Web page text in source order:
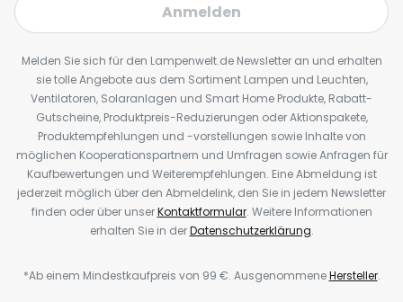
Anmelden
Melden Sie sich für den Lampenwelt.de Newsletter an und erhalten
sie tolle Angebote aus dem Sortiment Lampen und Leuchten,
Ventilatoren, Solaranlagen und Smart Home Produkte, Rabatt-
Gutscheine, Produktpreis-Reduzierungen oder Aktionspakete,
Produktempfehlungen und -vorstellungen sowie Inhalte von
möglichen Kooperationspartnern und Umfragen sowie Anfragen für
Kaufbewertungen und Weiterempfehlungen. Eine Abmeldung ist
jederzeit möglich über den Abmeldelink, den Sie in jedem Newsletter
finden oder über unserKontaktformular. Weitere Informationen
erhalten Sie in derDatenschutzerklärung.
*Ab einem Mindestkaufpreis von 99 €. AusgenommeneHersteller.